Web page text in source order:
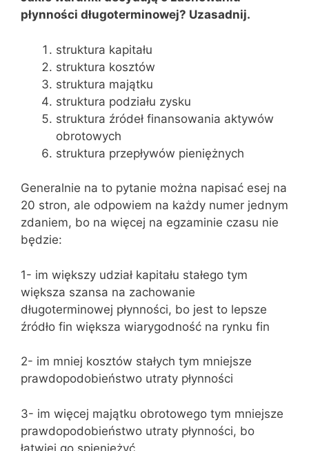
płynności długoterminowej? Uzasadnij.
struktura kapitału
struktura kosztów
struktura majątku
struktura podziału zysku
struktura źródeł finansowania aktywów
obrotowych
struktura przepływów pieniężnych
Generalnie na to pytanie można napisać esej na
20 stron, ale odpowiem na każdy numer jednym
zdaniem, bo na więcej na egzaminie czasu nie
będzie:
1- im większy udział kapitału stałego tym
większa szansa na zachowanie
długoterminowej płynności, bo jest to lepsze
źródło fin większa wiarygodność na rynku fin
2- im mniej kosztów stałych tym mniejsze
prawdopodobieństwo utraty płynności
3- im więcej majątku obrotowego tym mniejsze
prawdopodobieństwo utraty płynności, bo
łatwiej go spieniężyć